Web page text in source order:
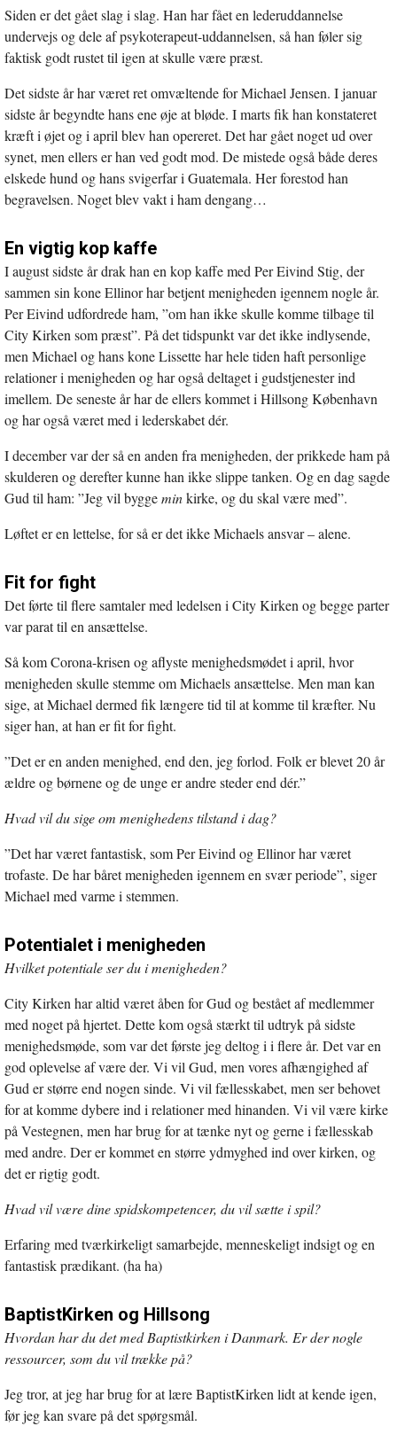
Siden er det gået slag i slag. Han har fået en lederuddannelse
undervejs og dele af psykoterapeut-uddannelsen, så han føler sig
faktisk godt rustet til igen at skulle være præst.
Det sidste år har været ret omvæltende for Michael Jensen. I januar
sidste år begyndte hans ene øje at bløde. I marts fik han konstateret
kræft i øjet og i april blev han opereret. Det har gået noget ud over
synet, men ellers er han ved godt mod. De mistede også både deres
elskede hund og hans svigerfar i Guatemala. Her forestod han
begravelsen. Noget blev vakt i ham dengang…
En vigtig kop kaffe
I august sidste år drak han en kop kaffe med Per Eivind Stig, der
sammen sin kone Ellinor har betjent menigheden igennem nogle år.
Per Eivind udfordrede ham, ”om han ikke skulle komme tilbage til
City Kirken som præst”. På det tidspunkt var det ikke indlysende,
men Michael og hans kone Lissette har hele tiden haft personlige
relationer i menigheden og har også deltaget i gudstjenester ind
imellem. De seneste år har de ellers kommet i Hillsong København
og har også været med i lederskabet dér.
I december var der så en anden fra menigheden, der prikkede ham på
skulderen og derefter kunne han ikke slippe tanken. Og en dag sagde
Gud til ham: ”Jeg vil byggeminkirke, og du skal være med”.
Løftet er en lettelse, for så er det ikke Michaels ansvar – alene.
Fit for fight
Det førte til flere samtaler med ledelsen i City Kirken og begge parter
var parat til en ansættelse.
Så kom Corona-krisen og aflyste menighedsmødet i april, hvor
menigheden skulle stemme om Michaels ansættelse. Men man kan
sige, at Michael dermed fik længere tid til at komme til kræfter. Nu
siger han, at han er fit for fight.
”Det er en anden menighed, end den, jeg forlod. Folk er blevet 20 år
ældre og børnene og de unge er andre steder end dér.”
Hvad vil du sige om menighedens tilstand i dag?
”Det har været fantastisk, som Per Eivind og Ellinor har været
trofaste. De har båret menigheden igennem en svær periode”, siger
Michael med varme i stemmen.
Potentialet i menigheden
Hvilket potentiale ser du i menigheden?
City Kirken har altid været åben for Gud og bestået af medlemmer
med noget på hjertet. Dette kom også stærkt til udtryk på sidste
menighedsmøde, som var det første jeg deltog i i flere år. Det var en
god oplevelse af være der. Vi vil Gud, men vores afhængighed af
Gud er større end nogen sinde. Vi vil fællesskabet, men ser behovet
for at komme dybere ind i relationer med hinanden. Vi vil være kirke
på Vestegnen, men har brug for at tænke nyt og gerne i fællesskab
med andre. Der er kommet en større ydmyghed ind over kirken, og
det er rigtig godt.
Hvad vil være dine spidskompetencer, du vil sætte i spil?
Erfaring med tværkirkeligt samarbejde, menneskeligt indsigt og en
fantastisk prædikant. (ha ha)
BaptistKirken og Hillsong
Hvordan har du det med Baptistkirken i Danmark. Er der nogle
ressourcer, som du vil trække på?
Jeg tror, at jeg har brug for at lære BaptistKirken lidt at kende igen,
før jeg kan svare på det spørgsmål.